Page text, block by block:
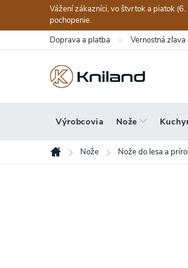
obsah
Vážení zákazníci, vo štvrtok a piatok
pochopenie.
Doprava a platba Vernostná zľava
Výrobcovia Nože
Domov
Nože Nože do lesa a